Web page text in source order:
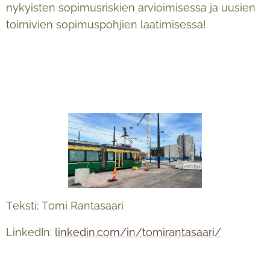
nykyisten sopimusriskien arvioimisessa ja uusien
toimivien sopimuspohjien laatimisessa!
Teksti: Tomi Rantasaari
LinkedIn: linkedin.com/in/tomirantasaari/